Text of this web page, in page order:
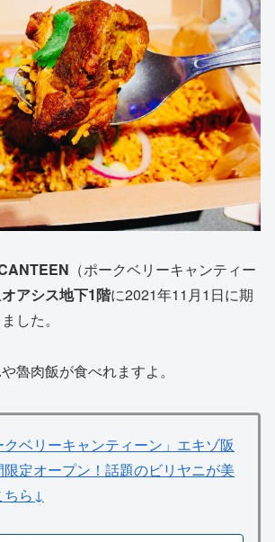
（ポークベリーキャンティー
オアシス地下1階に2021年11月1日に期
した。
や魯肉飯が食べれますよ。
クベリーキャンティーン」エキゾ阪
定オープン！話題のビリヤニが美
ちら↓